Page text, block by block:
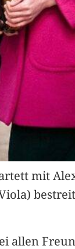
mit
allen